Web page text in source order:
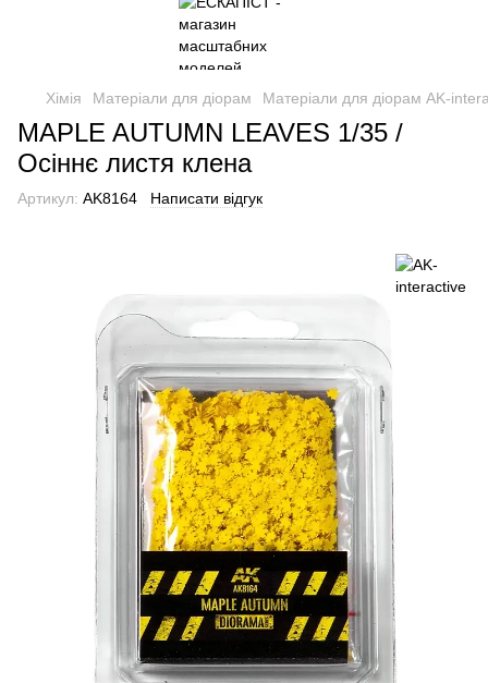
Хімія Матеріали для діорам Матеріали для діорам AK-
MAPLE AUTUMN LEAVES 1/35 /
Осіннє листя клена
Артикул: AK8164 Написати відгук